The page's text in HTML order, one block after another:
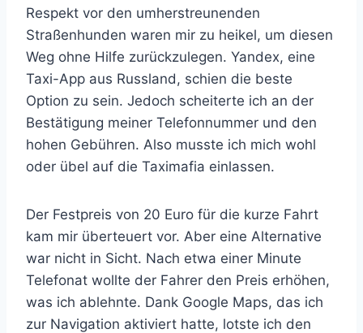
Respekt vor den umherstreunenden
Straßenhunden waren mir zu heikel, um diesen
Weg ohne Hilfe zurückzulegen. Yandex, eine
Taxi-App aus Russland, schien die beste
Option zu sein. Jedoch scheiterte ich an der
Bestätigung meiner Telefonnummer und den
hohen Gebühren. Also musste ich mich wohl
oder übel auf die Taximafia einlassen.
Der Festpreis von 20 Euro für die kurze Fahrt
kam mir überteuert vor. Aber eine Alternative
war nicht in Sicht. Nach etwa einer Minute
Telefonat wollte der Fahrer den Preis erhöhen,
was ich ablehnte. Dank Google Maps, das ich
zur Navigation aktiviert hatte, lotste ich den